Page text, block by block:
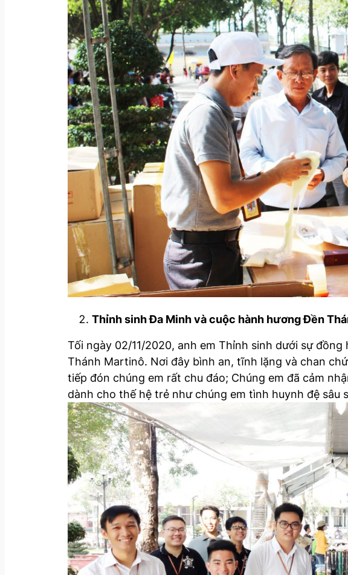
Thỉnh sinh Đa Minh và cuộc hành hương Đền
Tối ngày 02/11/2020, anh em Thỉnh sinh dưới sự
Thánh Martinô. Nơi đây bình an, tĩnh lặng và chan
tiếp đón chúng em rất chu đáo; Chúng em đã cảm
dành cho thế hệ trẻ như chúng em tình huynh đệ sâu